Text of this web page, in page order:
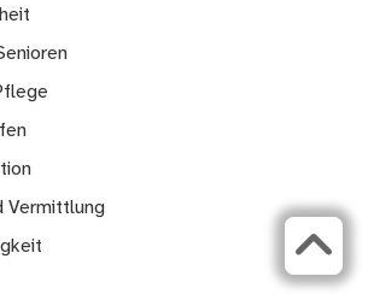
Vermittlung